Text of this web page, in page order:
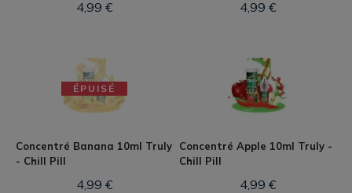
4,99 € 4,99 €
ÉPUISÉ
Concentré Banana 10ml Truly
- Chill Pill
4,99 €
Concentré Apple 10ml Truly -
Chill Pill
4,99 €